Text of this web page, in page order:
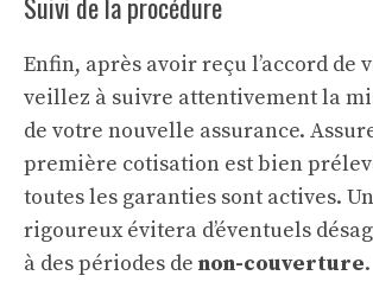
Enfin, après avoir reçu l’accord de
veillez à suivre attentivement la
de votre nouvelle assurance.
première cotisation est bien
toutes les garanties sont actives.
rigoureux évitera d’éventuels
à des périodes de non-couverture.